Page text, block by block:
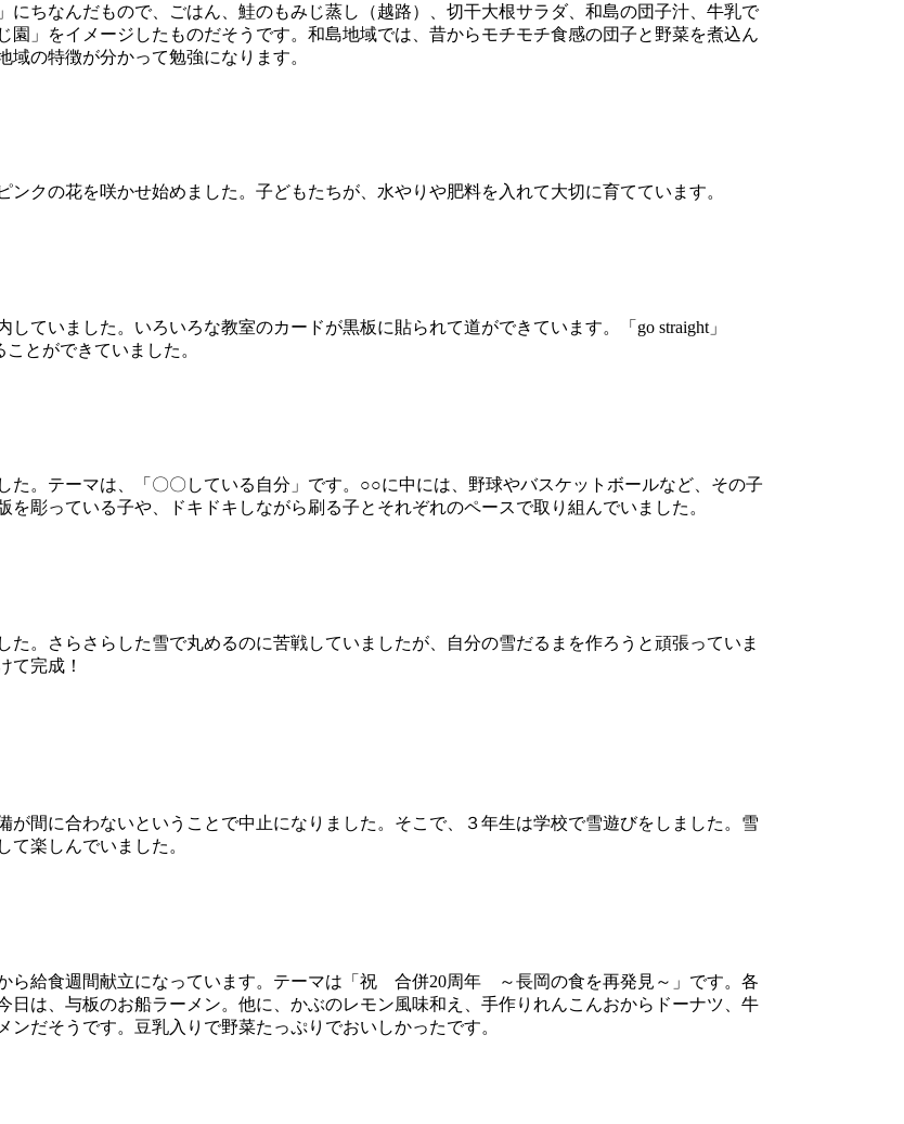
ちなんだもので、ごはん、鮭のもみじ蒸し（越路）、切干大根サラダ、和島の団子汁、牛乳で
園」をイメージしたものだそうです。和島地域では、昔からモチモチ食感の団子と野菜を煮込ん
の特徴が分かって勉強になります。
クの花を咲かせ始めました。子どもたちが、水やりや肥料を入れて大切に育てています。
ていました。いろいろな教室のカードが黒板に貼られて道ができています。「go straight」
とができていました。
。テーマは、「〇〇している自分」です。○○に中には、野球やバスケットボールなど、その子
彫っている子や、ドキドキしながら刷る子とそれぞれのペースで取り組んでいました。
。さらさらした雪で丸めるのに苦戦していましたが、自分の雪だるまを作ろうと頑張っていま
て完成！
間に合わないということで中止になりました。そこで、３年生は学校で雪遊びをしました。雪
楽しんでいました。
ら給食週間献立になっています。テーマは「祝 合併20周年 ～長岡の食を再発見～」です。各
は、与板のお船ラーメン。他に、かぶのレモン風味和え、手作りれんこんおからドーナツ、牛
だそうです。豆乳入りで野菜たっぷりでおいしかったです。